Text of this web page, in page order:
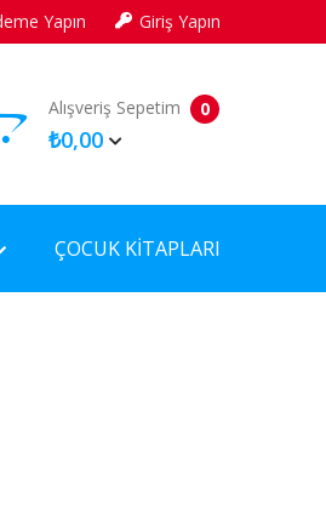
Yapın Giriş Yapın
Alışveriş Sepetim 0
₺0,00
ÇOCUK KITAPLARI